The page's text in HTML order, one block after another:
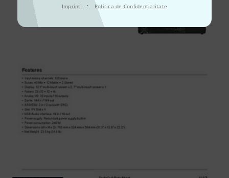
Imprint · Politica de Confidenţialitate